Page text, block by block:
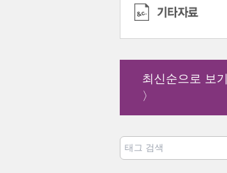
최신순으로 보기
〉